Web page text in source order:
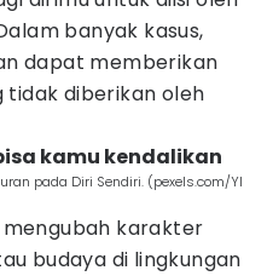
banyak kasus,
dapat memberikan
tidak diberikan oleh
kamu kendalikan
pada Diri Sendiri. (pexels.com/YI
mengubah karakter
budaya di lingkungan